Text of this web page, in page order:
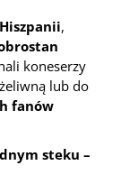
,
koneserzy
lub do
fanów
steku –